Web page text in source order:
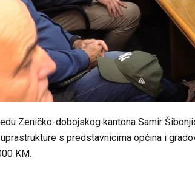
Zeničko-dobojskog kantona Samir
s predstavnicima općina i
KM.